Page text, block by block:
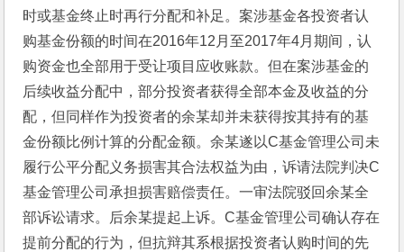
时或基金终止时再行分配和补足。案涉基金各投资者认
购基金份额的时间在2016年12月至2017年4月期间，认
购资金也全部用于受让项目应收账款。但在案涉基金的
后续收益分配中，部分投资者获得全部本金及收益的分
配，但同样作为投资者的余某却并未获得按其持有的基
金份额比例计算的分配金额。余某遂以C基金管理公司未
履行公平分配义务损害其合法权益为由，诉请法院判决C
基金管理公司承担损害赔偿责任。一审法院驳回余某全
部诉讼请求。后余某提起上诉。C基金管理公司确认存在
提前分配的行为，但抗辩其系根据投资者认购时间的先